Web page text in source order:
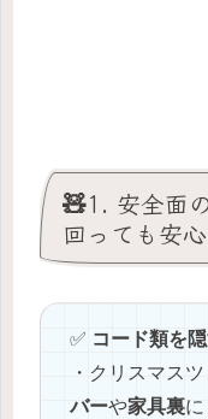
🧸1. 安全面
回っても安
✅ コード類を
・クリスマス
バーや家具裏